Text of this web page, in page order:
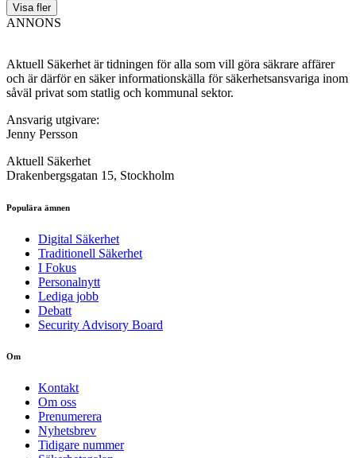
Visa fler
ANNONS
Aktuell Säkerhet är tidningen för alla som vill göra säkrare affärer
och är därför en säker informationskälla för säkerhets­ansvariga inom
såväl privat som statlig och kommunal sektor.
Ansvarig utgivare:
Jenny Persson
Aktuell Säkerhet
Drakenbergsgatan 15, Stockholm
Populära ämnen
Digital Säkerhet
Traditionell Säkerhet
I Fokus
Personalnytt
Lediga jobb
Debatt
Security Advisory Board
Om
Kontakt
Om oss
Prenumerera
Nyhetsbrev
Tidigare nummer